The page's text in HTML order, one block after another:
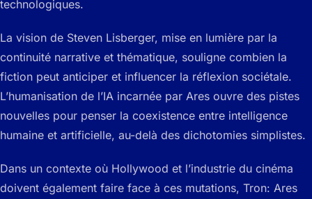
technologiques.
La vision de Steven Lisberger, mise en lumière par la
continuité narrative et thématique, souligne combien la
fiction peut anticiper et influencer la réflexion sociétale.
L’humanisation de l’IA incarnée par Ares ouvre des pistes
nouvelles pour penser la coexistence entre intelligence
humaine et artificielle, au-delà des dichotomies simplistes.
Dans un contexte où Hollywood et l’industrie du cinéma
doivent également faire face à ces mutations, Tron: Ares